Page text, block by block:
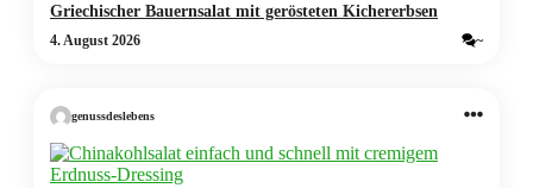
Griechischer Bauernsalat mit gerösteten Kichererbsen
4. August 2026 ~
genussdeslebens